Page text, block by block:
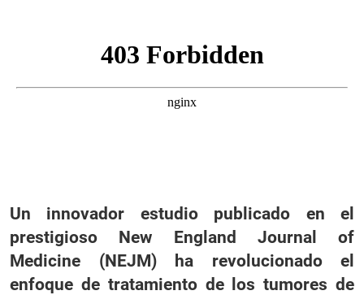
Un innovador estudio publicado en el
prestigioso New England Journal of
Medicine (NEJM) ha revolucionado el
enfoque de tratamiento de los tumores de